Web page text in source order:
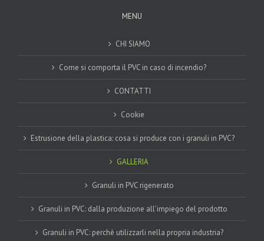
MENU
CHI SIAMO
Come si comporta il PVC in caso di incendio?
CONTATTI
Cookie
Estrusione della plastica: cosa si produce con i granuli in PVC?
GALLERIA
Granuli in PVC rigenerato
Granuli in PVC: dalla produzione all’impiego del prodotto
Granuli in PVC: perchè utilizzarli nella propria industria?